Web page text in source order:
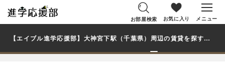
お部屋検索 お気に入り メニュー
【エイブル進学応援部】大神宮下駅（千葉県）周辺の賃貸を探す｜私立東京医療保健大学船橋キャンパス学生・大学生の一人暮らし向け賃貸マンション・アパート